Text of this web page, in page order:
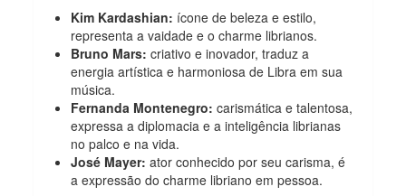
Kim Kardashian: ícone de beleza e estilo,
representa a vaidade e o charme librianos.
Bruno Mars: criativo e inovador, traduz a
energia artística e harmoniosa de Libra em sua
música.
Fernanda Montenegro: carismática e talentosa,
expressa a diplomacia e a inteligência librianas
no palco e na vida.
José Mayer: ator conhecido por seu carisma, é
a expressão do charme libriano em pessoa.